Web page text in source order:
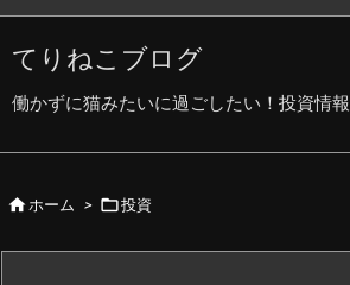
てりねこブログ
働かずに猫みたいに過ごしたい！投資情
ホーム > 投資